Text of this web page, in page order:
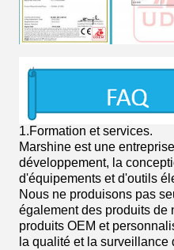
1.Formation et services.
Marshine est une
développement, la
d'équipements et d'outils
Nous ne produisons pas
également des produits de
produits OEM et
la qualité et la surveillance